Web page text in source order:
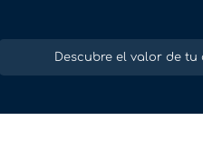
Descubre el valor de tu